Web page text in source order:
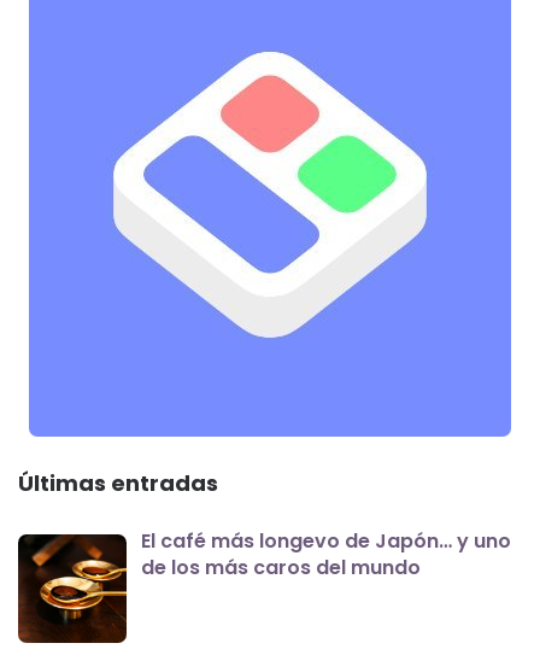
Últimas entradas
El café más longevo de Japón… y uno
de los más caros del mundo